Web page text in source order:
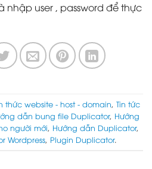
user , password để thực
thức website - host - domain, Tin tức
dẫn bung file Duplicator, Hướng
người mới, Hướng dẫn Duplicator,
Wordpress, Plugin Duplicator.